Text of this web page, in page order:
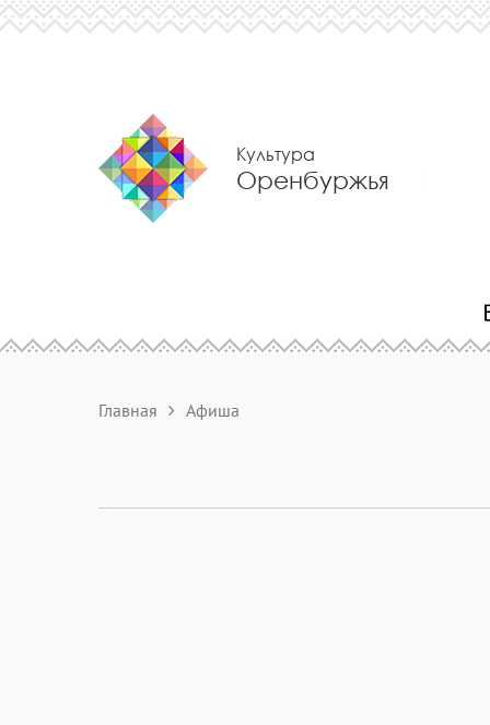
Культура
Оренбуржья
Главная Афиша